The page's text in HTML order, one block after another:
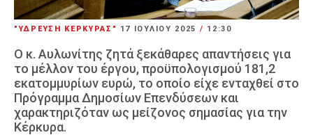
"ΥΔΡΕΥΣΗ ΚΕΡΚΥΡΑΣ" 17 ΙΟΥΛΊΟΥ 2025 / 12:30
O κ. Αυλωνίτης ζητά ξεκάθαρες απαντήσεις για
το μέλλον του έργου, προϋπολογισμού 181,2
εκατομμυρίων ευρώ, το οποίο είχε ενταχθεί στο
Πρόγραμμα Δημοσίων Επενδύσεων και
χαρακτηριζόταν ως μείζονος σημασίας για την
Κέρκυρα.